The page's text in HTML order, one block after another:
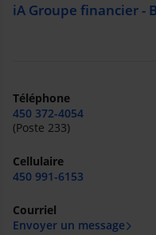
iA Groupe financier -
Téléphone
450 372-4054
(Poste 233)
Cellulaire
450 991-6153
Courriel
Envoyer un message